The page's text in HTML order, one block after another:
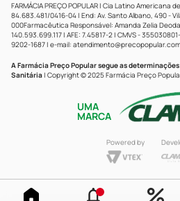
FARMÁCIA PREÇO POPULAR | Cia Latino Americana
84.683.481/0416-04 | End: Av. Santo Albano, 490 -
000Farmacêutica Responsável: Amanda Zelia
140.593.699.117 | AFE: 7.45817-2 | CMVS -
9202-1687 | e-mail:
A Farmácia Preço Popular segue as
Sanitária | Copyright © 2025 Farmácia Preço
UMA
MARCA
Powered by